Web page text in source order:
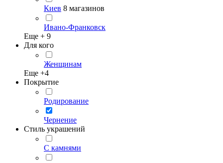
Киев 8 магазинов
Ивано-Франковск
Еще + 9
Для кого
Женщинам
Еще +4
Покрытие
Родирование
Чернение
Стиль украшений
С камнями